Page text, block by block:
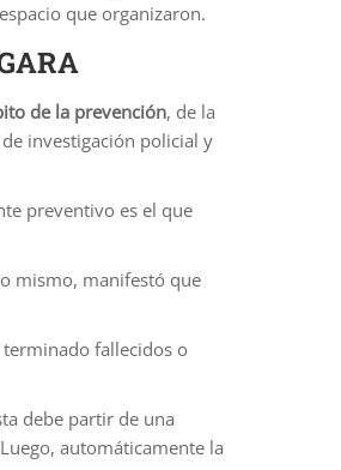
que organizaron.
de la prevención, de la
investigación policial y
preventivo es el que
mismo, manifestó que
fallecidos o
debe partir de una
automáticamente la